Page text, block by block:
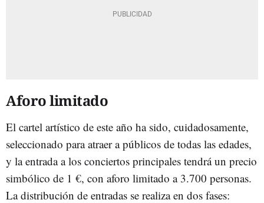
Aforo limitado
El cartel artístico de este año ha sido, cuidadosamente,
seleccionado para atraer a públicos de todas las edades,
y la entrada a los conciertos principales tendrá un precio
simbólico de 1 €, con aforo limitado a 3.700 personas.
La distribución de entradas se realiza en dos fases: